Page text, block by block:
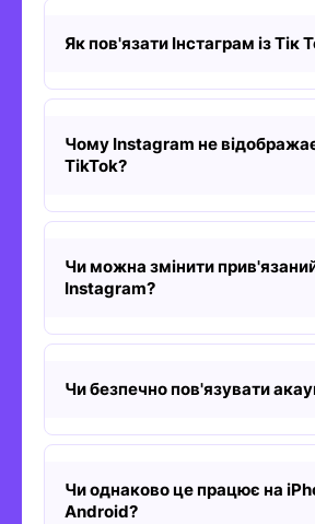
Як пов'язати Інстаграм із Тік
Чому Instagram не
TikTok?
Чи можна змінити
Instagram?
Чи безпечно пов'язувати
Чи однаково це працює на
Android?